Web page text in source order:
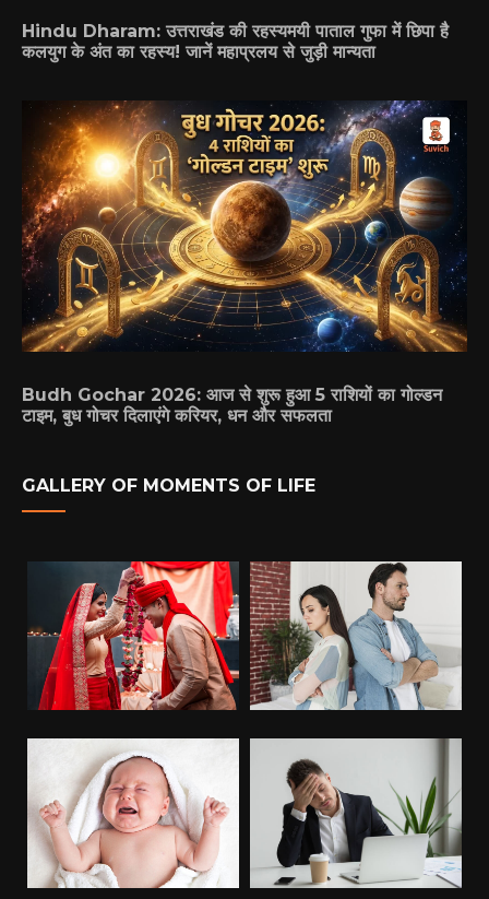
Hindu Dharam: उत्तराखंड की रहस्यमयी पाताल गुफा में छिपा है
कलयुग के अंत का रहस्य! जानें महाप्रलय से जुड़ी मान्यता
Budh Gochar 2026: आज से शुरू हुआ 5 राशियों का गोल्डन
टाइम, बुध गोचर दिलाएंगे करियर, धन और सफलता
GALLERY OF MOMENTS OF LIFE